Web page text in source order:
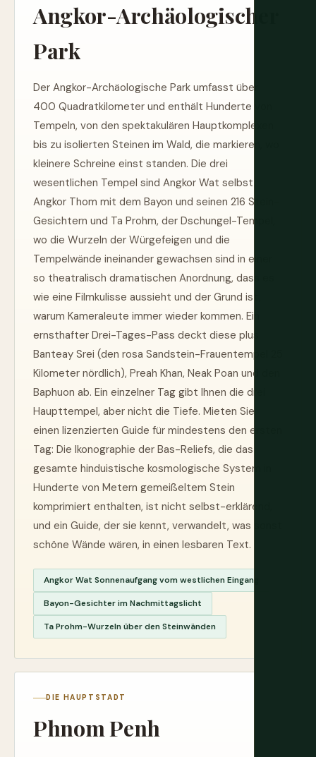
Angkor-Archäologischer
Park
Der Angkor-Archäologische Park umfasst über
400 Quadratkilometer und enthält Hunderte von
Tempeln, von den spektakulären Hauptkomplexen
bis zu isolierten Steinen im Wald, die markieren, wo
kleinere Schreine einst standen. Die drei
wesentlichen Tempel sind Angkor Wat selbst,
Angkor Thom mit dem Bayon und seinen 216 Stein-
Gesichtern und Ta Prohm, der Dschungel-Tempel,
wo die Wurzeln der Würgefeigen und die
Tempelwände ineinander gewachsen sind in einer
so theatralisch dramatischen Anordnung, dass es
wie eine Filmkulisse aussieht und der Grund ist,
warum Kameraleute immer wieder kommen. Ein
ernsthafter Drei-Tages-Pass deckt diese plus
Banteay Srei (den rosa Sandstein-Frauentempel 25
Kilometer nördlich), Preah Khan, Neak Poan und den
Baphuon ab. Ein einzelner Tag gibt Ihnen die drei
Haupttempel, aber nicht die Tiefe. Mieten Sie
einen lizenzierten Guide für mindestens den ersten
Tag: Die Ikonographie der Bas-Reliefs, die das
gesamte hinduistische kosmologische System in
Hunderte von Metern gemeißeltem Stein
komprimiert enthalten, ist nicht selbst-erklärend,
und ein Guide, der sie kennt, verwandelt, was sonst
schöne Wände wären, in einen lesbaren Text.
Angkor Wat Sonnenaufgang vom westlichen Eingang
Bayon-Gesichter im Nachmittagslicht
Ta Prohm-Wurzeln über den Steinwänden
DIE HAUPTSTADT
Phnom Penh